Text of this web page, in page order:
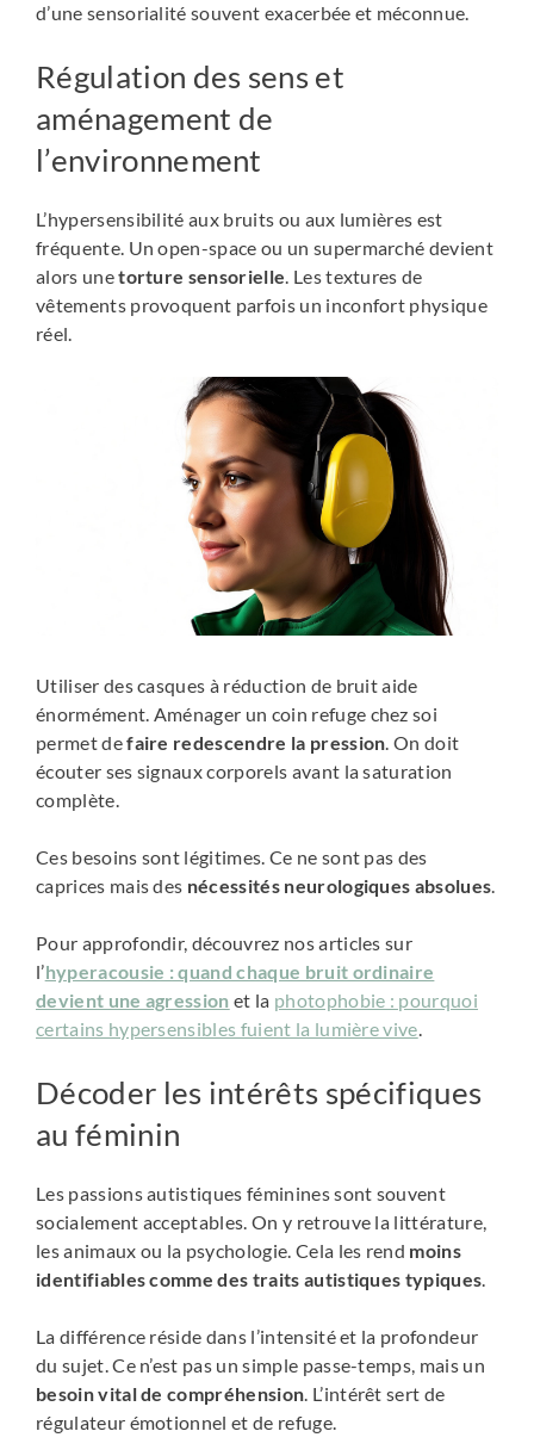
d’une sensorialité souvent exacerbée et méconnue.
Régulation des sens et
aménagement de
l’environnement
L’hypersensibilité aux bruits ou aux lumières est
fréquente. Un open-space ou un supermarché devient
alors unetorture sensorielle. Les textures de
vêtements provoquent parfois un inconfort physique
réel.
Utiliser des casques à réduction de bruit aide
énormément. Aménager un coin refuge chez soi
permet defaire redescendre la pression. On doit
écouter ses signaux corporels avant la saturation
complète.
Ces besoins sont légitimes. Ce ne sont pas des
caprices mais des nécessités neurologiques absolues.
Pour approfondir, découvrez nos articles sur
l’hyperacousie : quand chaque bruit ordinaire
devient une agression et la photophobie : pourquoi
certains hypersensibles fuient la lumière vive.
Décoder les intérêts spécifiques
au féminin
Les passions autistiques féminines sont souvent
socialement acceptables. On y retrouve la littérature,
les animaux ou la psychologie. Cela les rend moins
identifiables comme des traits autistiques typiques.
La différence réside dans l’intensité et la profondeur
du sujet. Ce n’est pas un simple passe-temps, mais un
besoin vital de compréhension. L’intérêt sert de
régulateur émotionnel et de refuge.